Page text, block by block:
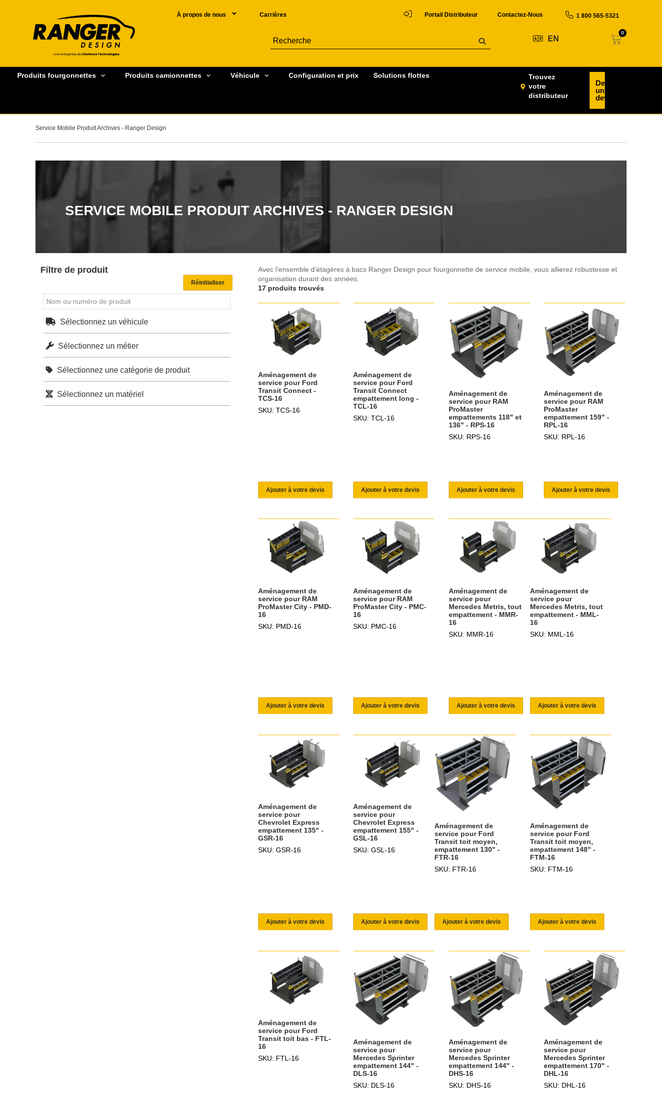
À propos de nous Carrières Portail Distributeur Contactez-Nous 1 800 565-5321
EN
0
Produits fourgonnettes Produits camionnettes Véhicule Configuration et prix Solutions flottes
Trouvez
votre
distributeur
Demander
un
devis
Service Mobile Produit Archives - Ranger Design
SERVICE MOBILE PRODUIT ARCHIVES - RANGER DESIGN
Avec l’ensemble d’étagères à bacs Ranger Design pour fourgonnette de service mobile, vous allierez robustesse et
organisation durant des années.
17 produits trouvés
Aménagement de
service pour Ford
Transit Connect -
TCS-16
SKU: TCS-16
Ajouter à votre devis
Aménagement de
service pour Ford
Transit Connect
empattement long -
TCL-16
SKU: TCL-16
Ajouter à votre devis
Aménagement de
service pour RAM
ProMaster
empattements 118" et
136" - RPS-16
SKU: RPS-16
Ajouter à votre devis
Aménagement de
service pour RAM
ProMaster
empattement 159" -
RPL-16
SKU: RPL-16
Ajouter à votre devis
Aménagement de
service pour RAM
ProMaster City - PMD-
16
SKU: PMD-16
Ajouter à votre devis
Aménagement de
service pour RAM
ProMaster City - PMC-
16
SKU: PMC-16
Ajouter à votre devis
Aménagement de
service pour
Mercedes Metris, tout
empattement - MMR-
16
SKU: MMR-16
Ajouter à votre devis
Aménagement de
service pour
Mercedes Metris, tout
empattement - MML-
16
SKU: MML-16
Ajouter à votre devis
Aménagement de
service pour
Chevrolet Express
empattement 135" -
GSR-16
SKU: GSR-16
Ajouter à votre devis
Aménagement de
service pour
Chevrolet Express
empattement 155" -
GSL-16
SKU: GSL-16
Ajouter à votre devis
Aménagement de
service pour Ford
Transit toit moyen,
empattement 130" -
FTR-16
SKU: FTR-16
Ajouter à votre devis
Aménagement de
service pour Ford
Transit toit moyen,
empattement 148" -
FTM-16
SKU: FTM-16
Ajouter à votre devis
Aménagement de
service pour Ford
Transit toit bas - FTL-
16
SKU: FTL-16
Aménagement de
service pour
Mercedes Sprinter
empattement 144" -
DLS-16
SKU: DLS-16
Aménagement de
service pour
Mercedes Sprinter
empattement 144" -
DHS-16
SKU: DHS-16
Aménagement de
service pour
Mercedes Sprinter
empattement 170" -
DHL-16
SKU: DHL-16
Filtre de produit
Sélectionnez un véhicule
Sélectionnez un métier
Sélectionnez une catégorie de produit
Sélectionnez un matériel